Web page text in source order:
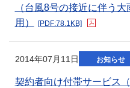
（台風8号の接近に伴う
用）
[PDF:78.1KB]
2014年07月11日 お知らせ
契約者向け付帯サービス
新規ウィンドウを開きます